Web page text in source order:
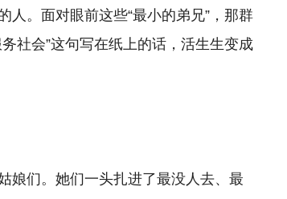
。面对眼前这些“最小的弟兄”，那群
社会”这句写在纸上的话，活生生变成
娘们。她们一头扎进了最没人去、最